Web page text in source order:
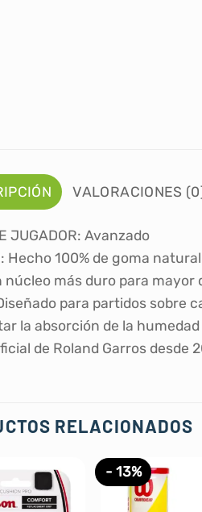
VALORACIONES
JUGADOR: Avanzado
Hecho 100% de goma
núcleo más duro para mayor
para partidos
la absorción de la
de Roland Garros desde
RELACIONADOS
- 13%